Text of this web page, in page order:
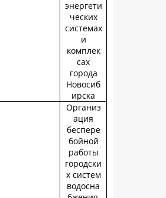
энергети
ческих
системах
и
комплек
сах
города
Новосиб
ирска
Организ
ация
беспере
бойной
работы
городски
х систем
водосна